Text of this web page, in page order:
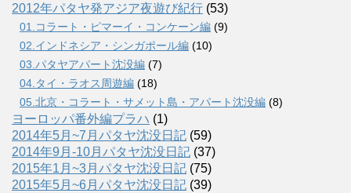
2012年パタヤ発アジア夜遊び紀行 (53)
01.コラート・ピマーイ・コンケーン編 (9)
02.インドネシア・シンガポール編 (10)
03.パタヤアパート沈没編 (7)
04.タイ・ラオス周遊編 (18)
05.北京・コラート・サメット島・アパート沈没編 (8)
ヨーロッパ番外編プラハ (1)
2014年5月~7月パタヤ沈没日記 (59)
2014年9月-10月パタヤ沈没日記 (37)
2015年1月~3月パタヤ沈没日記 (75)
2015年5月~6月パタヤ沈没日記 (39)